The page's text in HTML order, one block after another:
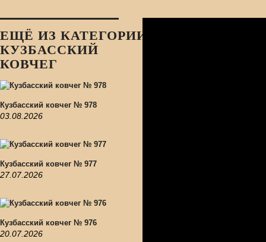
ЕЩЁ ИЗ КАТЕГОРИИ:
КУЗБАССКИЙ
КОВЧЕГ
Кузбасский ковчег № 978
03.08.2026
Кузбасский ковчег № 977
27.07.2026
Кузбасский ковчег № 976
20.07.2026